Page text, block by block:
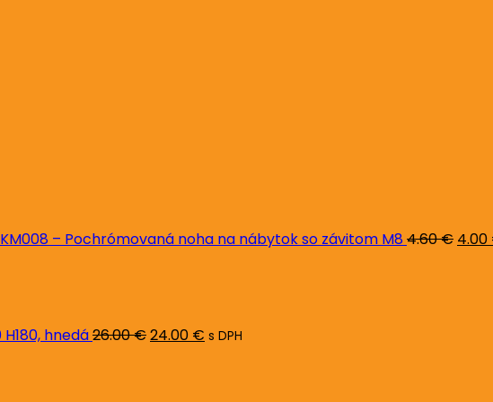
– Pochrómovaná noha na nábytok so závitom M84.60€ 4.60
4.00
hnedá26.00€26.00 €.
24.00 € 24.00 €.
s DPH